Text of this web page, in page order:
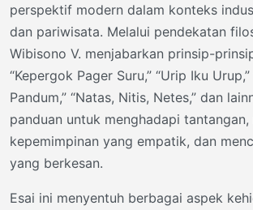
perspektif modern dalam konteks
dan pariwisata. Melalui pendekatan
Wibisono V. menjabarkan prinsip-
“Kepergok Pager Suru,” “Urip Iku
Pandum,” “Natas, Nitis, Netes,” dan
panduan untuk menghadapi tantangan,
kepemimpinan yang empatik, dan
yang berkesan.
Esai ini menyentuh berbagai aspek